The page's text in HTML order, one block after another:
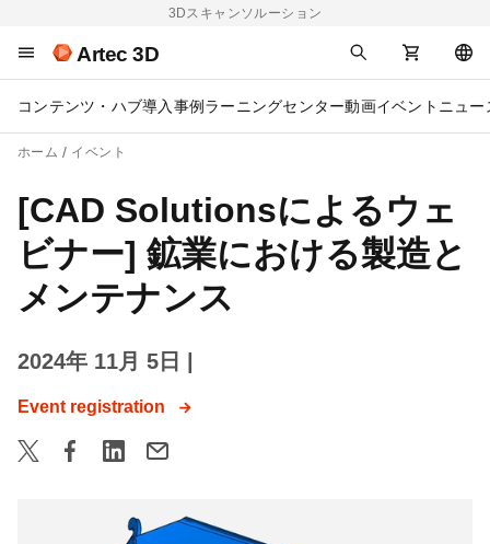
3Dスキャンソルーション
Artec 3D
コンテンツ・ハブ導入事例 ラーニングセンター動画イベント ニュー
ホーム イベント
[CAD Solutionsによるウェ
ビナー] 鉱業における製造と
メンテナンス
2024年 11月 5日
Event registration